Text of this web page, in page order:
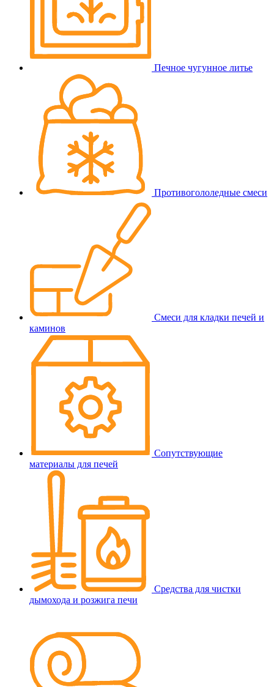
Печное чугунное литье
Противогололедные смеси
Смеси для кладки печей и
каминов
Сопутствующие
материалы для печей
Средства для чистки
дымохода и розжига печи